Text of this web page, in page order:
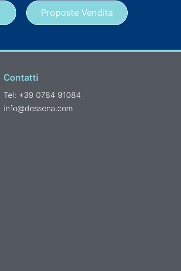
Proposte Vendita
Contatti
Tel: +39 0784 91084
info@dessena.com